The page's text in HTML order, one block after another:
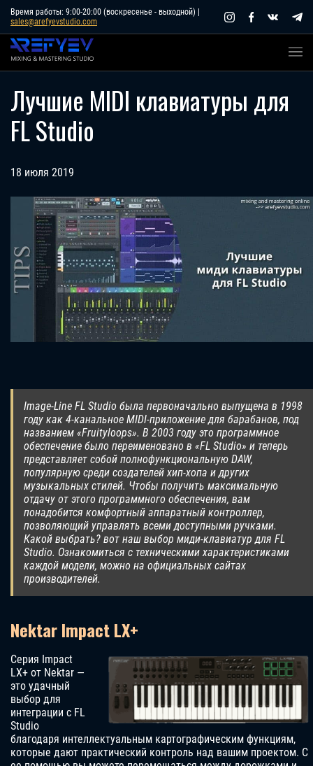
Skip
content
Время работы: 9:00-20:00 (воскресенье - выходной) |
sales@arefyevstudio.com
Лучшие MIDI клавиатуры для
FL Studio
18 июля 2019
Image-Line FL Studio была первоначально выпущена в 1998
году как 4-канальное MIDI-приложение для барабанов, под
названием «Fruityloops». В 2003 году это программное
обеспечение было переименовано в «FL Studio» и теперь
представляет собой полнофункциональную DAW,
популярную среди создателей хип-хопа и других
музыкальных стилей. Чтобы получить максимальную
отдачу от этого программного обеспечения, вам
понадобится комфортный аппаратный контроллер,
позволяющий управлять всеми доступными ручками.
Какой выбрать? вот наш выбор миди-клавиатур для FL
Studio. Ознакомиться с техническими характеристиками
каждой модели, можно на официальных сайтах
производителей.
Nektar Impact LX+
Серия Impact
LX+ от Nektar —
это удачный
выбор для
интеграции с FL
Studio
благодаря интеллектуальным картографическим функциям,
которые дают практический контроль над вашим проектом. С